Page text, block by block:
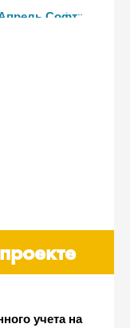
Софт"
учета на